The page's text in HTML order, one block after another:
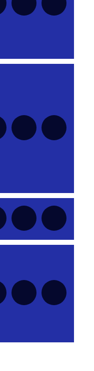
cette série pour
cette série pour
cette série pour